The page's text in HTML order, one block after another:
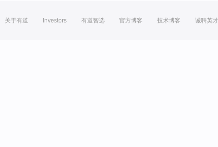
关于有道 Investors 有道智选 官方博客 技术博客 诚聘英才